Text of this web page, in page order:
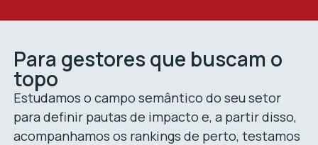
Para gestores que buscam o
topo
Estudamos o campo semântico do seu setor
para definir pautas de impacto e, a partir disso,
acompanhamos os rankings de perto, testamos